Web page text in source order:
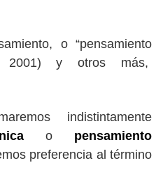
o “pensamiento
2001) y otros más,
indistintamente
o pensamiento
preferencia al término